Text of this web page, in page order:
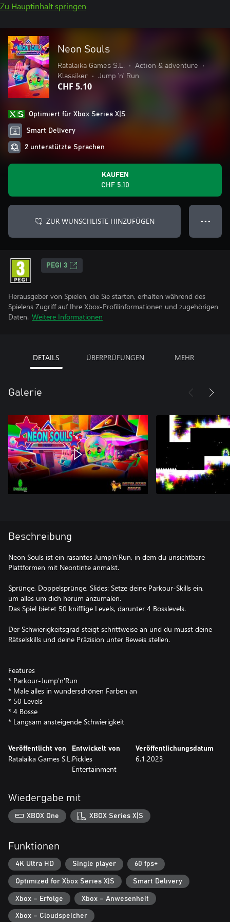
Zu Hauptinhalt springen
Neon Souls
Ratalaika Games S.L. • Action & adventure
•
Klassiker
• Jump ’n’ Run
CHF 5.10
Optimiert für Xbox Series X|S
Smart Delivery
2 unterstützte Sprachen
KAUFEN
CHF 5.10
ZUR WUNSCHLISTE HINZUFÜGEN ● ● ●
PEGI 3
Herausgeber von Spielen, die Sie starten, erhalten während des
Spielens Zugriff auf Ihre Xbox-Profilinformationen und zugehörigen
Daten. Weitere Informationen
DETAILS ÜBERPRÜFUNGEN MEHR
Galerie
Beschreibung
Neon Souls ist ein rasantes Jump'n'Run, in dem du unsichtbare
Plattformen mit Neontinte anmalst.
Sprünge, Doppelsprünge, Slides: Setze deine Parkour-Skills ein,
um alles um dich herum anzumalen.
Das Spiel bietet 50 knifflige Levels, darunter 4 Bosslevels.
Der Schwierigkeitsgrad steigt schrittweise an und du musst deine
Rätselskills und deine Präzision unter Beweis stellen.
Features
* Parkour-Jump'n'Run
* Male alles in wunderschönen Farben an
* 50 Levels
* 4 Bosse
* Langsam ansteigende Schwierigkeit
Veröffentlicht von
Ratalaika Games S.L.
Entwickelt von
Pickles
Entertainment
Veröffentlichungsdatum
6.1.2023
Wiedergabe mit
XBOX One XBOX Series X|S
Funktionen
4K Ultra HD Single player 60 fps+
Optimized for Xbox Series X|S Smart Delivery
Xbox – Erfolge Xbox – Anwesenheit
Xbox – Cloudspeicher